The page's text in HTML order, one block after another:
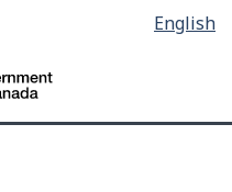
English